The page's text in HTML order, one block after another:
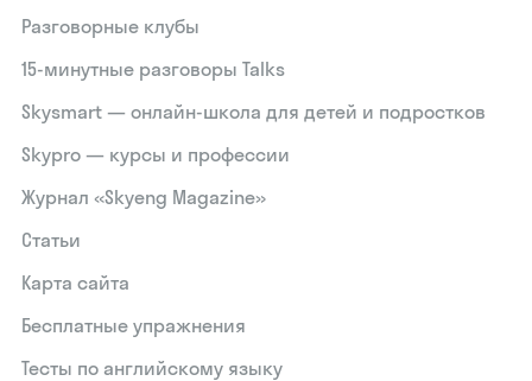
Разговорные клубы
15‑минутные разговоры Talks
Skysmart — онлайн-школа для детей и подростков
Skypro — курсы и профессии
Журнал «Skyeng Magazine»
Статьи
Карта сайта
Бесплатные упражнения
Тесты по английскому языку